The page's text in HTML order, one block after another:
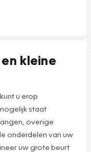
kleine
u erop
staat
overige
onderdelen van uw
uw grote beurt